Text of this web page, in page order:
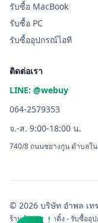
รับซื้อ MacBook
รับซื้อ PC
รับซื้ออุปกรณ์ไอที
ติดต่อเรา
LINE: @webuy
064-2579353
จ.-ส. 9:00-18:00 น.
740/8 ถนนชยางกูน ตำบลใน
© 2026 บริษัท อำพล เท
ร้านอำพล เทรดดิ้ง - รับซื้ออุ